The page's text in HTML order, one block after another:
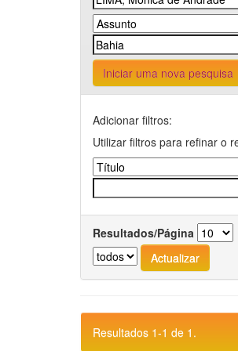
Iniciar uma nova pesquisa
Adicionar filtros:
Utilizar filtros para refinar o
Resultados/Página
Resultados 1-1 de 1.